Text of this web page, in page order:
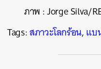
ภาพ :Jorge Silva/
Tags:สภาวะโลกร้อน,แบ